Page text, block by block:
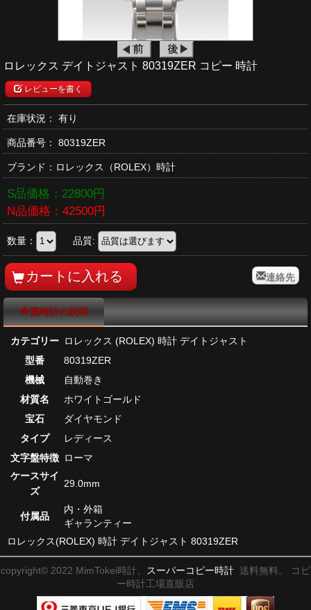
ロレックス デイトジャスト 80319ZER コピー 時計
レビューを書く
在庫状況： 有り
商品番号： 80319ZER
ブランド： ロレックス （ROLEX）時計
S品価格： 22800円
N品価格： 42500円
数量： 品質:
連絡先
腕時計の説明
カテゴリー ロレックス (ROLEX) 時計 デイトジャスト
型番
80319ZER
機械
自動巻き
材質名
ホワイトゴールド
宝石
ダイヤモンド
タイプ
レディース
文字盤特徴 ローマ
ケースサイ
ズ
29.0mm
付属品
内・外箱
ギャランティー
ロレックス(ROLEX) 時計 デイトジャスト 80319ZER
copyright© 2022 MimTokei時計、 スーパーコピー時計 送料無料。 コピ
ー時計工場直販店